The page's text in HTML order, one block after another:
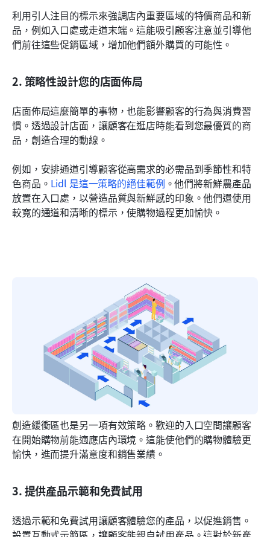
利用引人注目的標示來強調店內重要區域的特價商品和新
品，例如入口處或走道末端。這能吸引顧客注意並引導他
們前往這些促銷區域，增加他們額外購買的可能性。
2. 策略性設計您的店面佈局
店面佈局這麼簡單的事物，也能影響顧客的行為與消費習
慣。透過設計店面，讓顧客在逛店時能看到您最優質的商
品，創造合理的動線。
例如，安排通道引導顧客從高需求的必需品到季節性和特
色商品。 Lidl 是這一策略的絕佳範例 。他們將新鮮農產品
放置在入口處，以營造品質與新鮮感的印象。他們還使用
較寬的通道和清晰的標示，使購物過程更加愉快。
創造緩衝區也是另一項有效策略。歡迎的入口空間讓顧客
在開始購物前能適應店內環境。這能使他們的購物體驗更
愉快，進而提升滿意度和銷售業績。
3. 提供產品示範和免費試用
透過示範和免費試用讓顧客體驗您的產品，以促進銷售。